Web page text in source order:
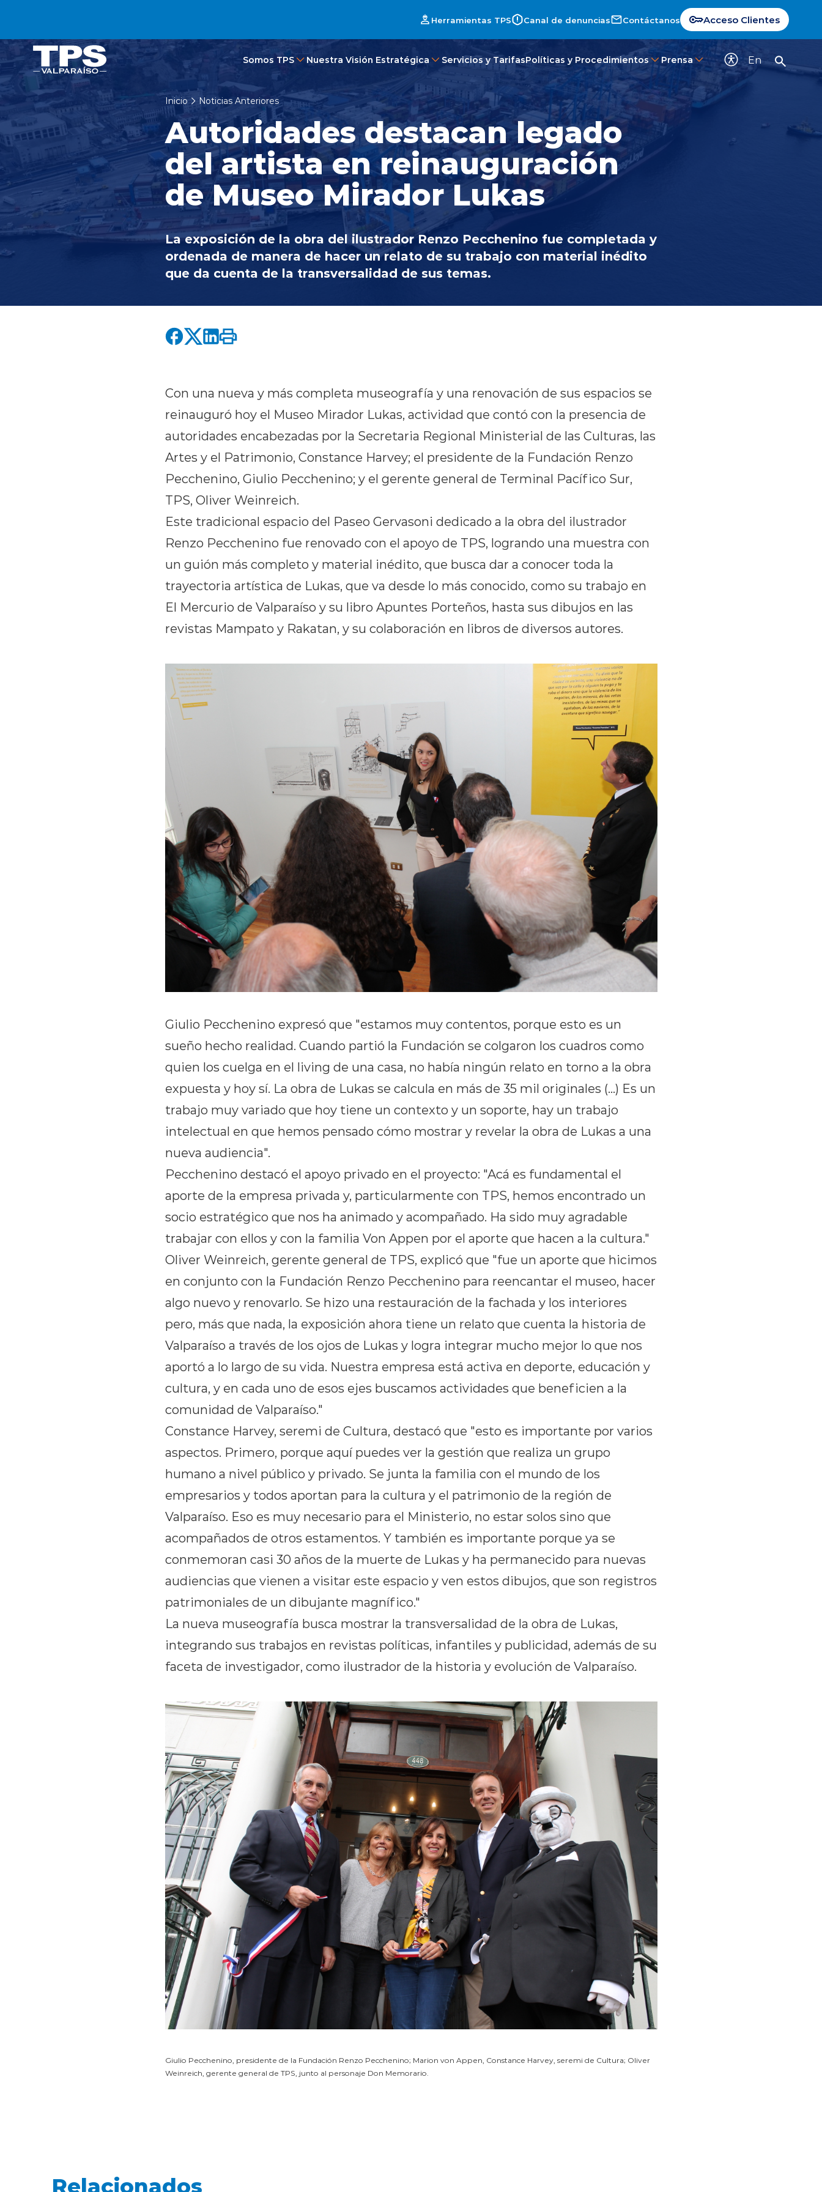
Herramientas TPS Canal de denuncias Contáctanos Acceso Clientes
Somos TPS Nuestra Visión Estratégica Servicios y TarifasPolíticas y Procedimientos Prensa En
Inicio Noticias Anteriores
Autoridades destacan legado
del artista en reinauguración
de Museo Mirador Lukas
La exposición de la obra del ilustrador Renzo Pecchenino fue completada y
ordenada de manera de hacer un relato de su trabajo con material inédito
que da cuenta de la transversalidad de sus temas.
Con una nueva y más completa museografía y una renovación de sus espacios se
reinauguró hoy el Museo Mirador Lukas, actividad que contó con la presencia de
autoridades encabezadas por la Secretaria Regional Ministerial de las Culturas, las
Artes y el Patrimonio, Constance Harvey; el presidente de la Fundación Renzo
Pecchenino, Giulio Pecchenino; y el gerente general de Terminal Pacífico Sur,
TPS, Oliver Weinreich.
Este tradicional espacio del Paseo Gervasoni dedicado a la obra del ilustrador
Renzo Pecchenino fue renovado con el apoyo de TPS, logrando una muestra con
un guión más completo y material inédito, que busca dar a conocer toda la
trayectoria artística de Lukas, que va desde lo más conocido, como su trabajo en
El Mercurio de Valparaíso y su libro Apuntes Porteños, hasta sus dibujos en las
revistas Mampato y Rakatan, y su colaboración en libros de diversos autores.
Giulio Pecchenino expresó que "estamos muy contentos, porque esto es un
sueño hecho realidad. Cuando partió la Fundación se colgaron los cuadros como
quien los cuelga en el living de una casa, no había ningún relato en torno a la obra
expuesta y hoy sí. La obra de Lukas se calcula en más de 35 mil originales (...) Es un
trabajo muy variado que hoy tiene un contexto y un soporte, hay un trabajo
intelectual en que hemos pensado cómo mostrar y revelar la obra de Lukas a una
nueva audiencia".
Pecchenino destacó el apoyo privado en el proyecto: "Acá es fundamental el
aporte de la empresa privada y, particularmente con TPS, hemos encontrado un
socio estratégico que nos ha animado y acompañado. Ha sido muy agradable
trabajar con ellos y con la familia Von Appen por el aporte que hacen a la cultura."
Oliver Weinreich, gerente general de TPS, explicó que "fue un aporte que hicimos
en conjunto con la Fundación Renzo Pecchenino para reencantar el museo, hacer
algo nuevo y renovarlo. Se hizo una restauración de la fachada y los interiores
pero, más que nada, la exposición ahora tiene un relato que cuenta la historia de
Valparaíso a través de los ojos de Lukas y logra integrar mucho mejor lo que nos
aportó a lo largo de su vida. Nuestra empresa está activa en deporte, educación y
cultura, y en cada uno de esos ejes buscamos actividades que beneficien a la
comunidad de Valparaíso."
Constance Harvey, seremi de Cultura, destacó que "esto es importante por varios
aspectos. Primero, porque aquí puedes ver la gestión que realiza un grupo
humano a nivel público y privado. Se junta la familia con el mundo de los
empresarios y todos aportan para la cultura y el patrimonio de la región de
Valparaíso. Eso es muy necesario para el Ministerio, no estar solos sino que
acompañados de otros estamentos. Y también es importante porque ya se
conmemoran casi 30 años de la muerte de Lukas y ha permanecido para nuevas
audiencias que vienen a visitar este espacio y ven estos dibujos, que son registros
patrimoniales de un dibujante magnífico."
La nueva museografía busca mostrar la transversalidad de la obra de Lukas,
integrando sus trabajos en revistas políticas, infantiles y publicidad, además de su
faceta de investigador, como ilustrador de la historia y evolución de Valparaíso.
Giulio Pecchenino, presidente de la Fundación Renzo Pecchenino; Marion von Appen, Constance Harvey, seremi de Cultura; Oliver
Weinreich, gerente general de TPS, junto al personaje Don Memorario.
Relacionados